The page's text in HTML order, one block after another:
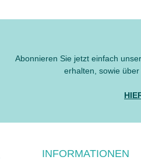
Abonnieren Sie jetzt einfach
erhalten, sowie
INFORMATIONEN